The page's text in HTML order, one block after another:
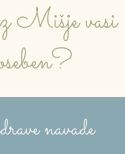
Mišje vasi
navade